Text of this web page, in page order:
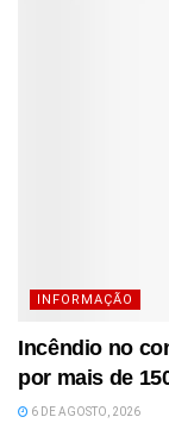
INFORMAÇÃO
Incêndio no
por mais de
6 DE AGOSTO, 2026